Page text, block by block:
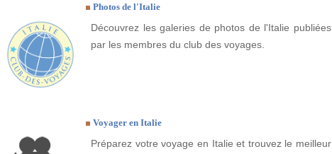
Photos de l'Italie
Découvrez les galeries de photos de l'Italie publiées
par les membres du club des voyages.
Voyager en Italie
Préparez votre voyage en Italie et trouvez le meilleur